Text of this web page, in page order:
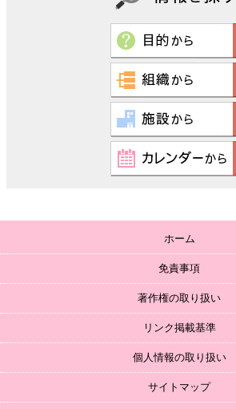
ホーム
免責事項
著作権の取り扱い
リンク掲載基準
個人情報の取り扱い
サイトマップ